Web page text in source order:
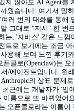
지 않아도 AI Agent를
웠습니다. 여기서 말
러 번의 대화를 통해
그대로 "지시" 한 번
는, '자비스' 같은 느낌
트로 보기에는 조금 아
용해 보며 느낀 후기
픈클로(Openclaw)는
/에이전트입니다. 원
의 상표 문제
최근에는 개발자가 '입
이름으로 또 바뀌었어
오픈클로라는 이름이